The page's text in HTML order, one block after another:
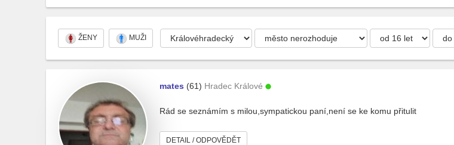
ŽENY MUŽI
mates (61) Hradec Králové
Rád se seznámím s milou,sympatickou paní,není se ke komu přitulit
DETAIL / ODPOVĚDĚT